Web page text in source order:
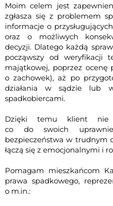
Moim celem jest
zgłasza się z problemem
informacje o
oraz o możliwych
decyzji. Dlatego każdą
począwszy od weryfikacji
majątkowej, poprzez ocenę
o zachowek), aż po
działania w sądzie lub
spadkobiercami.
Dzięki temu klient nie
co do swoich
bezpieczeństwa w trudnym
łączą się z emocjonalnymi i
Pomagam mieszkańcom
prawa spadkowego,
o m.in.: